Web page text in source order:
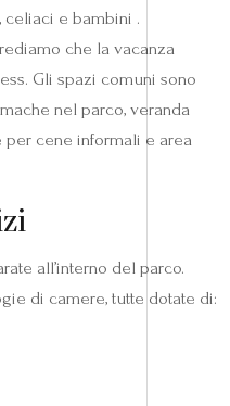
celiaci e bambini .
che la vacanza
Gli spazi comuni sono
nel parco, veranda
cene informali e area
all’interno del parco.
di camere, tutte dotate di: